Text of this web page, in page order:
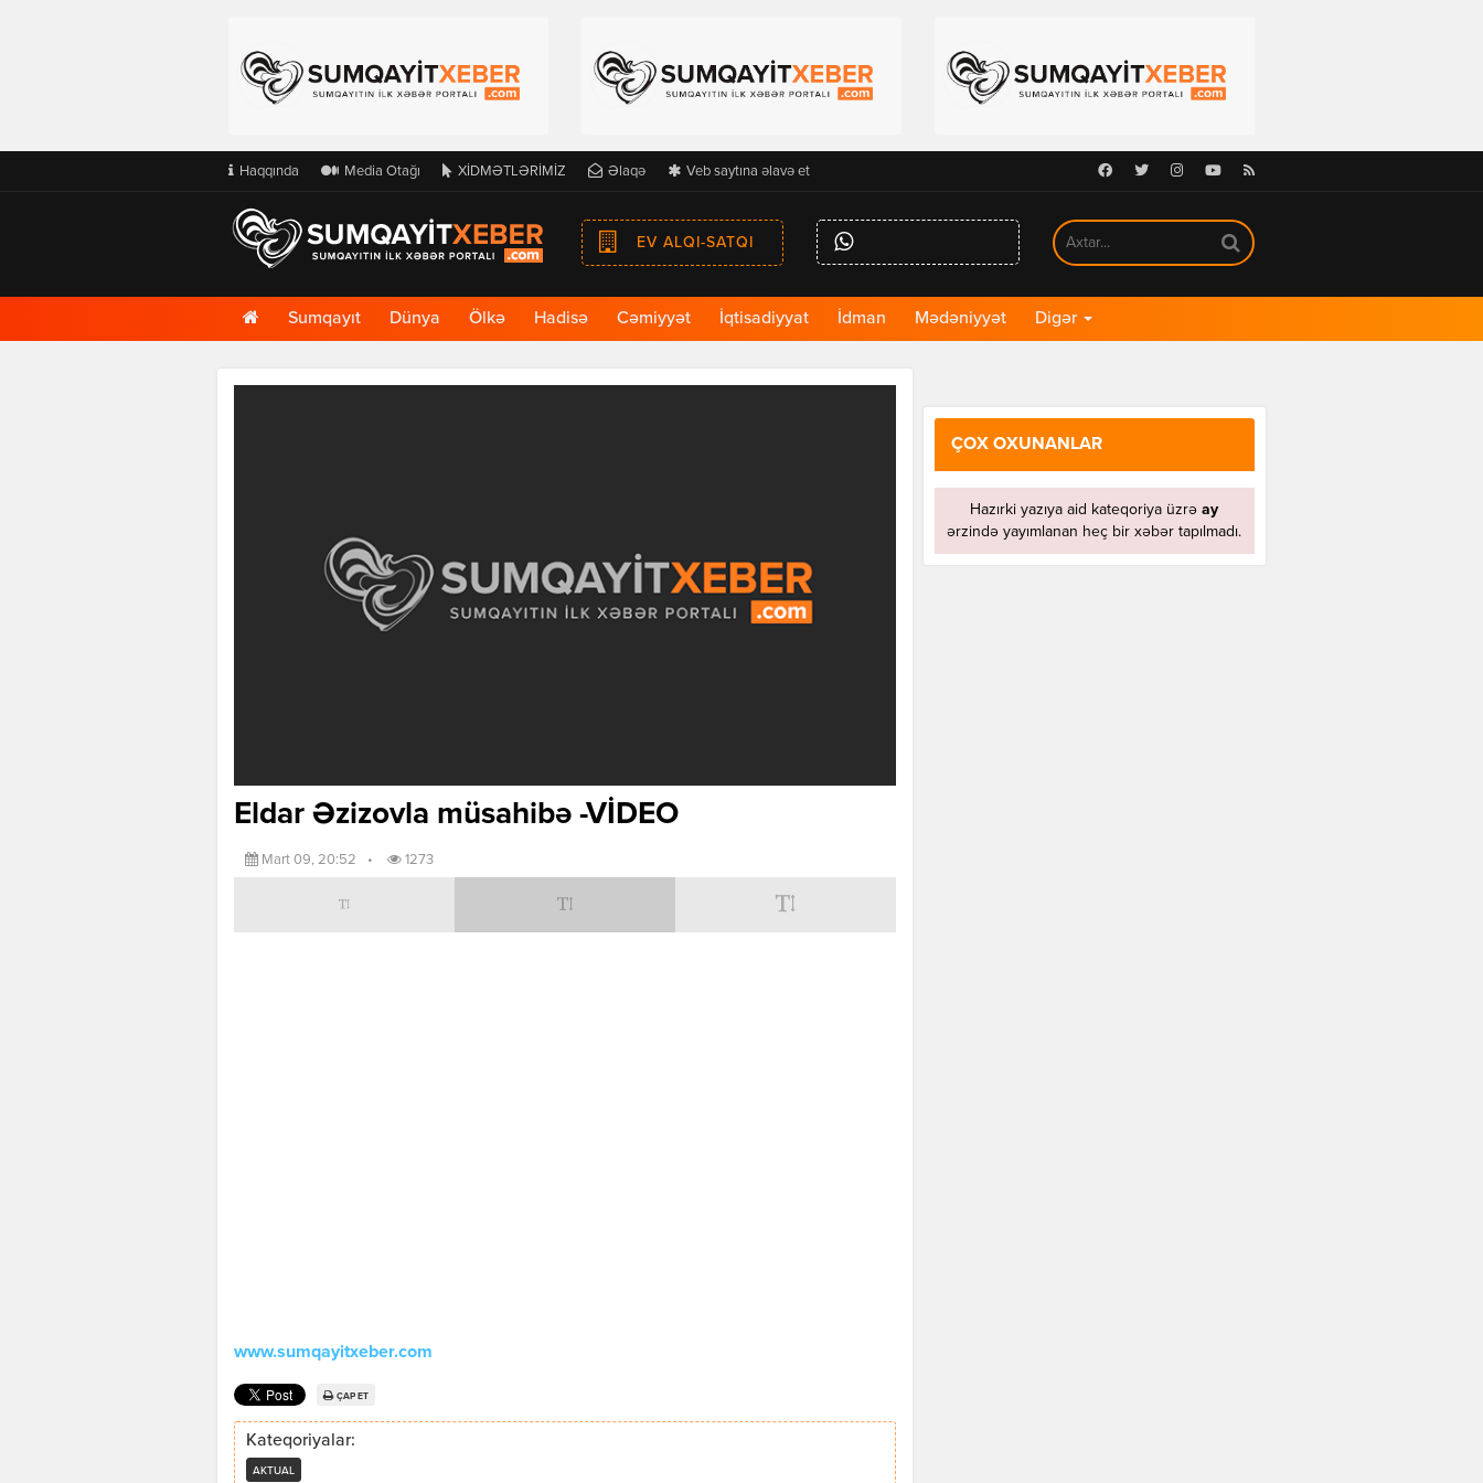
Haqqında Media Otağı XİDMƏTLƏRİMİZ Əlaqə Veb saytına əlavə et Facebook
TwitterInstagramYoutubeRSS
EV ALQI-SATQI
Ana
Səhifə
Sumqayıt Dünya Ölkə Hadisə Cəmiyyət İqtisadiyyat İdman Mədəniyyət Digər
Eldar Əzizovla müsahibə -VİDEO
Mart 09, 20:52 • 1273
www.sumqayitxeber.com
ÇAP ET
Kateqoriyalar:
AKTUAL
ÇOX OXUNANLAR
Hazırki yazıya aid kateqoriya üzrəay
ərzində yayımlanan heç bir xəbər tapılmadı.